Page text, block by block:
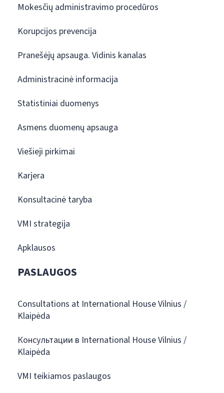
Mokesčių administravimo procedūros
Korupcijos prevencija
Pranešėjų apsauga. Vidinis kanalas
Administracinė informacija
Statistiniai duomenys
Asmens duomenų apsauga
Viešieji pirkimai
Karjera
Konsultacinė taryba
VMI strategija
Apklausos
PASLAUGOS
Consultations at International House Vilnius /
Klaipėda
Консультации в International House Vilnius /
Klaipėda
VMI teikiamos paslaugos